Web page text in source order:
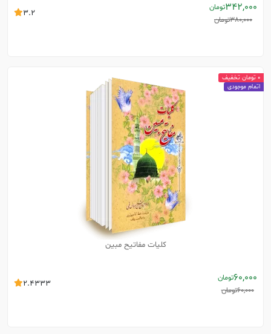
342,000تومان
380,000تومان
3.2
کلیات مفاتیح مبین
60,000تومان
60,000تومان
2.4333
0 تومان تخفیف
اتمام موجودی